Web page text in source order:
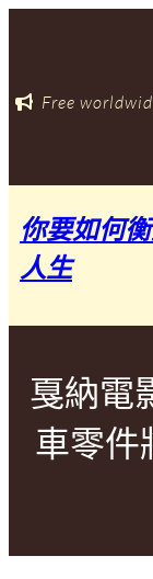
內
Free
你要如何
人生
戛納電
車零件